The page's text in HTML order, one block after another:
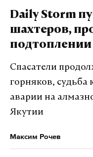
Daily Storm
шахтеров,
Спасатели
горняков, судьба
аварии на
Якутии
Максим Рочев